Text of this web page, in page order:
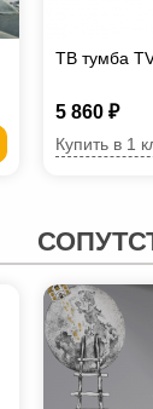
ТВ тумба
5 860 ₽
Купить в 1